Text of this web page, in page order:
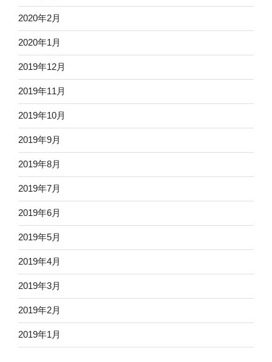
2020年2月
2020年1月
2019年12月
2019年11月
2019年10月
2019年9月
2019年8月
2019年7月
2019年6月
2019年5月
2019年4月
2019年3月
2019年2月
2019年1月